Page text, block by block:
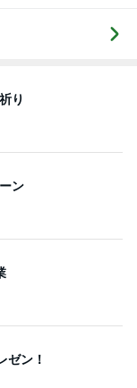
り
ン
ゼン！